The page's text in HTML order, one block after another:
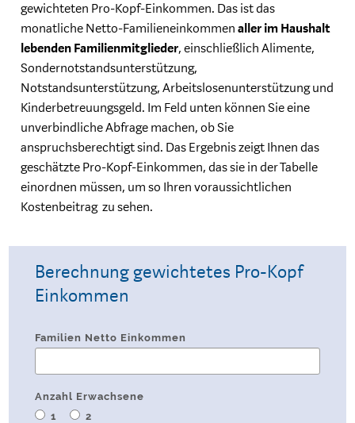
gewichteten Pro-Kopf-Einkommen. Das ist das
monatliche Netto-Familieneinkommenaller im Haushalt
lebenden Familienmitglieder, einschließlich Alimente,
Sondernotstandsunterstützung,
Notstandsunterstützung, Arbeitslosenunterstützung und
Kinderbetreuungsgeld. Im Feld unten können Sie eine
unverbindliche Abfrage machen, ob Sie
anspruchsberechtigt sind. Das Ergebnis zeigt Ihnen das
geschätzte Pro-Kopf-Einkommen, das sie in der Tabelle
einordnen müssen, um so Ihren voraussichtlichen
Kostenbeitrag zu sehen.
Berechnung gewichtetes Pro-Kopf
Einkommen
Familien Netto Einkommen
Anzahl Erwachsene
1
2